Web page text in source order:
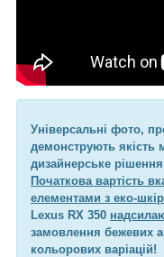
Універсальні фото,
демонструють якість
дизайнерське
Початкова вартість
елементами з еко-
Lexus RX 350
замовлення бежевих
кольорових варіацій!